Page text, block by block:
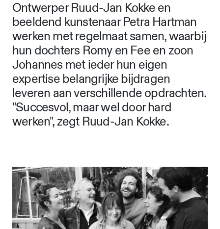
Ontwerper Ruud-Jan Kokke en
beeldend kunstenaar Petra Hartman
werken met regelmaat samen, waarbij
hun dochters Romy en Fee en zoon
Johannes met ieder hun eigen
expertise belangrijke bijdragen
leveren aan verschillende opdrachten.
"Succesvol, maar wel door hard
werken", zegt Ruud-Jan Kokke.